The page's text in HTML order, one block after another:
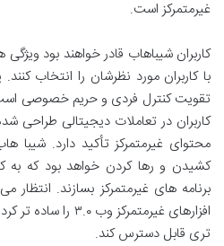
غیرمتمرکز است.
کاربران شیباهاب قادر خواهند بود ویژگی
با کاربران مورد نظرشان را انتخاب
تقویت کنترل فردی و حریم خصوصی است.
کاربران در تعاملات دیجیتالی طراحی
محتوای غیرمتمرکز تأکید دارد. شیبا
کشیدن و رها کردن خواهد بود که به
برنامه های غیرمتمرکز بسازند. انتظار
افزارهای غیرمتمرکز
تری قابل دسترس کند.